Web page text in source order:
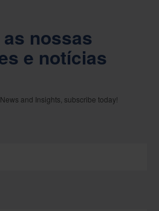
nossas
e notícias
and Insights, subscribe today!